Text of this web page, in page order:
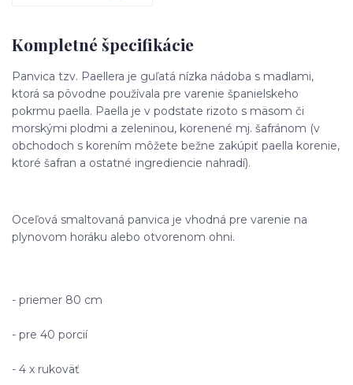
Kompletné špecifikácie
Panvica tzv. Paellera je guľatá nízka nádoba s madlami,
ktorá sa pôvodne používala pre varenie španielskeho
pokrmu paella. Paella je v podstate rizoto s mäsom či
morskými plodmi a zeleninou, korenené mj. šafránom (v
obchodoch s korením môžete bežne zakúpiť paella korenie,
ktoré šafran a ostatné ingrediencie nahradí).
Oceľová smaltovaná panvica je vhodná pre varenie na
plynovom horáku alebo otvorenom ohni.
- priemer 80 cm
- pre 40 porcií
- 4 x rukoväť